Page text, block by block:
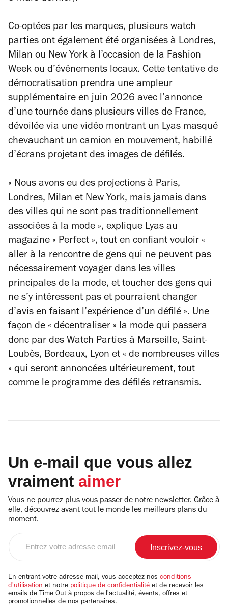
Co-optées par les marques, plusieurs watch
parties ont également été organisées à Londres,
Milan ou New York à l’occasion de la Fashion
Week ou d’événements locaux. Cette tentative de
démocratisation prendra une ampleur
supplémentaire en juin 2026 avec l’annonce
d’une tournée dans plusieurs villes de France,
dévoilée via une vidéo montrant un Lyas masqué
chevauchant un camion en mouvement, habillé
d’écrans projetant des images de défilés.
« Nous avons eu des projections à Paris,
Londres, Milan et New York, mais jamais dans
des villes qui ne sont pas traditionnellement
associées à la mode », explique Lyas au
magazine « Perfect », tout en confiant vouloir «
aller à la rencontre de gens qui ne peuvent pas
nécessairement voyager dans les villes
principales de la mode, et toucher des gens qui
ne s’y intéressent pas et pourraient changer
d’avis en faisant l’expérience d’un défilé ». Une
façon de « décentraliser » la mode qui passera
donc par des Watch Parties à Marseille, Saint-
Loubès, Bordeaux, Lyon et « de nombreuses villes
» qui seront annoncées ultérieurement, tout
comme le programme des défilés retransmis.
Un e-mail que vous allez
vraiment aimer
Vous ne pourrez plus vous passer de notre newsletter. Grâce à
elle, découvrez avant tout le monde les meilleurs plans du
moment.
email
En entrant votre adresse mail, vous acceptez nos conditions
d'utilisation et notre politique de confidentialité et de recevoir les
emails de Time Out à propos de l'actualité, évents, offres et
promotionnelles de nos partenaires.